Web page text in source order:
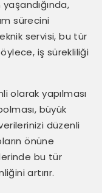
sürecini
servisi, bu tür
iş sürekliliği
olarak yapılması
büyük
düzenli
önüne
bu tür
artırır.